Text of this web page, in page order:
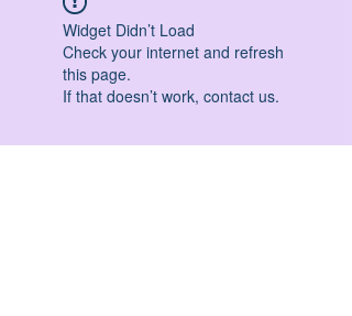
Widget Didn’t Load
Check your internet and refresh
this page.
If that doesn’t work, contact us.